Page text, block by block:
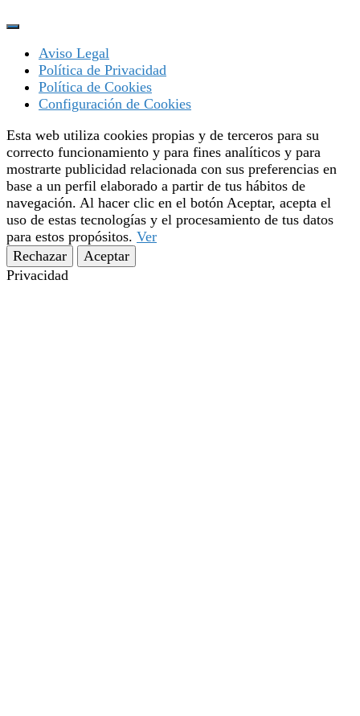
Aviso Legal
Política de Privacidad
Política de Cookies
Configuración de Cookies
Esta web utiliza cookies propias y de terceros para su
correcto funcionamiento y para fines analíticos y para
mostrarte publicidad relacionada con sus preferencias en
base a un perfil elaborado a partir de tus hábitos de
navegación. Al hacer clic en el botón Aceptar, acepta el
uso de estas tecnologías y el procesamiento de tus datos
para estos propósitos. Ver
Rechazar
Aceptar
Privacidad